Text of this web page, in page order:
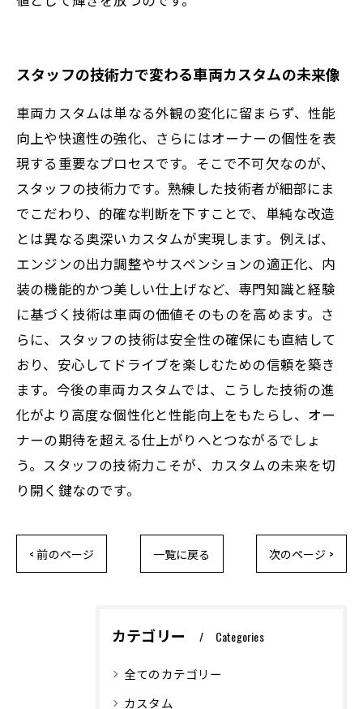
スタッフの技術力で変わる車両カスタムの未来像
車両カスタムは単なる外観の変化に留まらず、性能
向上や快適性の強化、さらにはオーナーの個性を表
現する重要なプロセスです。そこで不可欠なのが、
スタッフの技術力です。熟練した技術者が細部にま
でこだわり、的確な判断を下すことで、単純な改造
とは異なる奥深いカスタムが実現します。例えば、
エンジンの出力調整やサスペンションの適正化、内
装の機能的かつ美しい仕上げなど、専門知識と経験
に基づく技術は車両の価値そのものを高めます。さ
らに、スタッフの技術は安全性の確保にも直結して
おり、安心してドライブを楽しむための信頼を築き
ます。今後の車両カスタムでは、こうした技術の進
化がより高度な個性化と性能向上をもたらし、オー
ナーの期待を超える仕上がりへとつながるでしょ
う。スタッフの技術力こそが、カスタムの未来を切
り開く鍵なのです。
< 前のページ 一覧に戻る 次のページ >
カテゴリー Categories
全てのカテゴリー
カスタム